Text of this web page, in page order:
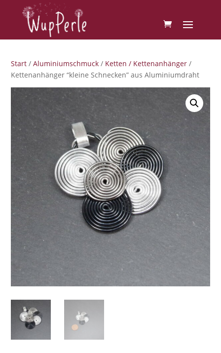
Start /Aluminiumschmuck / Ketten / Kettenanhänger /
Kettenanhänger “kleine Schnecken” aus Aluminiumdraht